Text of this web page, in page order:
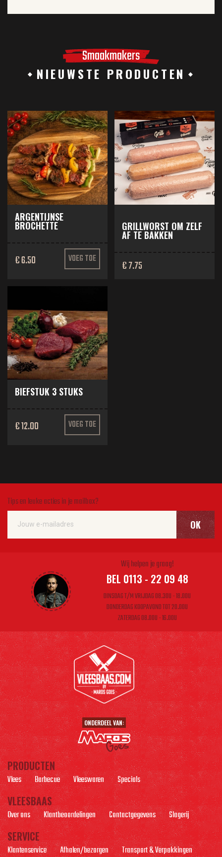
Smaakmakers
NIEUWSTE PRODUCTEN
ARGENTIJNSE
BROCHETTE
€ 6.50 VOEG TOE
GRILLWORST OM ZELF
AF TE BAKKEN
€ 7.75
BIEFSTUK 3 STUKS
€ 12.00 VOEG TOE
Tips en leuke acties in je mailbox?
OK
Wij helpen je graag!
BEL 0113 - 22 09 48
DINSDAG T/M VRIJDAG 08.30U - 18.00U
DONDERDAG KOOPAVOND TOT 20.00U
ZATERDAG 08.00U - 16.00U
ONDERDEEL VAN:
PRODUCTEN
Vlees Barbecue Vleeswaren Specials
VLEESBAAS
Over ons Klantbeoordelingen Contactgegevens Slagerij
SERVICE
Klantenservice Afhalen/bezorgen Transport & Verpakkingen